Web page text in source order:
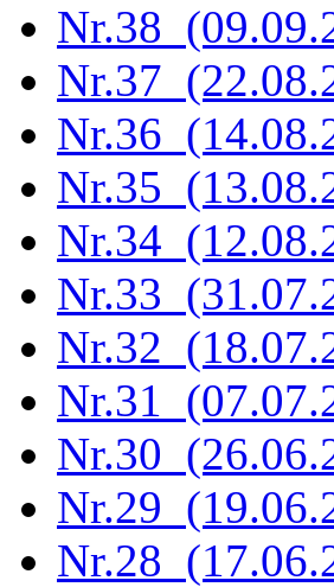
Nr.38
Nr.37
Nr.36
Nr.35
Nr.34
Nr.33
Nr.32
Nr.31
Nr.30
Nr.29
Nr.28